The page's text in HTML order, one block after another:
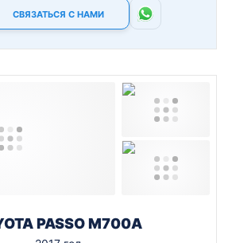
СВЯЗАТЬСЯ С НАМИ
PASSO M700A